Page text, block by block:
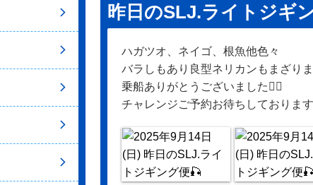
昨日のSLJ.ライトジギ
ハガツオ、ネイゴ、根魚他色々
バラしもあり良型ネリカンもまざりま
乗船ありがとうございました🙇‍♂️
チャレンジご予約お待ちしておりま